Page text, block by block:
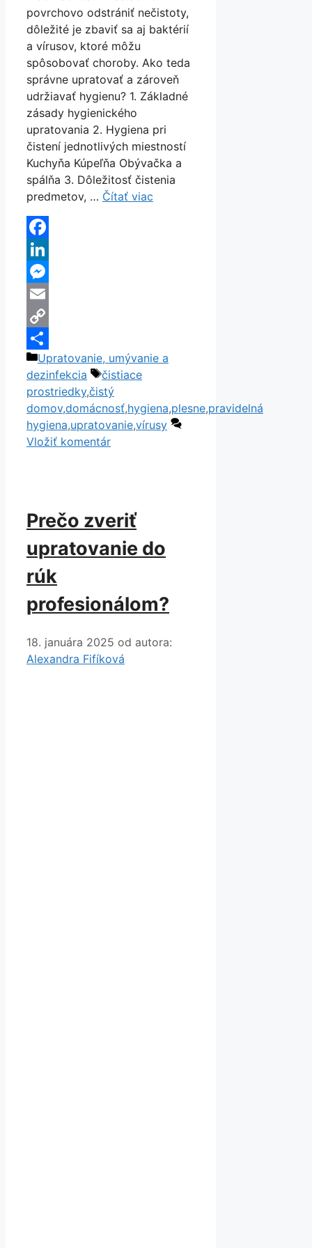
povrchovo odstrániť nečistoty,
dôležité je zbaviť sa aj baktérií
a vírusov, ktoré môžu
spôsobovať choroby. Ako teda
správne upratovať a zároveň
udržiavať hygienu? 1. Základné
zásady hygienického
upratovania 2. Hygiena pri
čistení jednotlivých miestností
Kuchyňa Kúpeľňa Obývačka a
spálňa 3. Dôležitosť čistenia
predmetov, … Čítať viac
Facebook
LinkedIn
Messenger
Email
Copy
Link
Share
Kategórie
Upratovanie, umývanie a
dezinfekcia
Značky
čistiace
prostriedky,čistý
domov,domácnosť,hygiena,plesne,pravidelná
hygiena,upratovanie,vírusy
Vložiť komentár
Prečo zveriť
upratovanie do
rúk
profesionálom?
18. januára 2025 od autora:
Alexandra Fifíková